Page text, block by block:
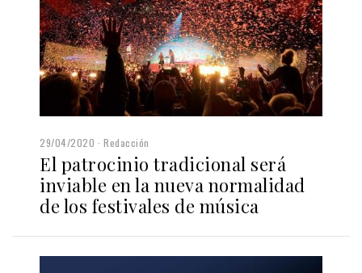
29/04/2020 Redacción
El patrocinio tradicional será
inviable en la nueva normalidad
de los festivales de música